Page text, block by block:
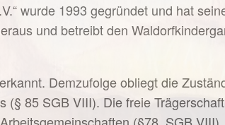
wurde 1993 gegründet und hat
und betreibt den
Demzufolge obliegt die
85 SGB VIII). Die freie